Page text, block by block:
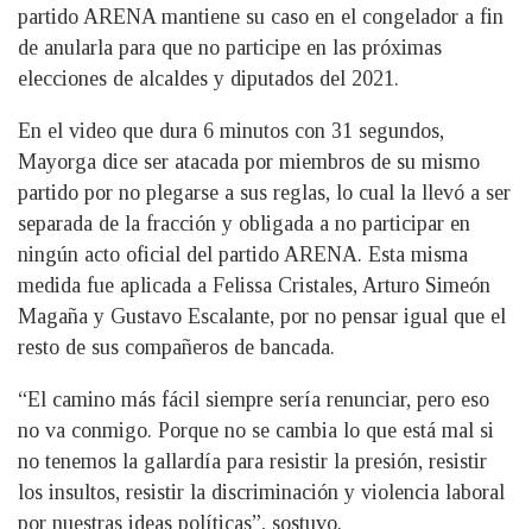
partido ARENA mantiene su caso en el congelador a fin
de anularla para que no participe en las próximas
elecciones de alcaldes y diputados del 2021.
En el video que dura 6 minutos con 31 segundos,
Mayorga dice ser atacada por miembros de su mismo
partido por no plegarse a sus reglas, lo cual la llevó a ser
separada de la fracción y obligada a no participar en
ningún acto oficial del partido ARENA. Esta misma
medida fue aplicada a Felissa Cristales, Arturo Simeón
Magaña y Gustavo Escalante, por no pensar igual que el
resto de sus compañeros de bancada.
“El camino más fácil siempre sería renunciar, pero eso
no va conmigo. Porque no se cambia lo que está mal si
no tenemos la gallardía para resistir la presión, resistir
los insultos, resistir la discriminación y violencia laboral
por nuestras ideas políticas”, sostuvo.